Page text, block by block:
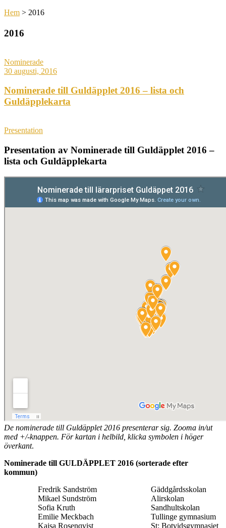
Hem > 2016
2016
Nominerade
30 augusti, 2016
Nominerade till Guldäpplet 2016 – lista och
Guldäpplekarta
Presentation
Presentation av Nominerade till Guldäpplet 2016 –
lista och Guldäpplekarta
De nominerade till Guldäpplet 2016 presenterar sig. Zooma in/ut
med +/-knappen. För kartan i helbild, klicka symbolen i höger
överkant.
Nominerade till GULDÄPPLET 2016 (sorterade efter
kommun)
Fredrik Sandström
Gäddgårdsskolan
Mikael Sundström
Alirskolan
Sofia Kruth
Sandhultskolan
Emilie Meckbach
Tullinge gymnasium
Kajsa Rosenqvist
St: Botvidsgymnasiet